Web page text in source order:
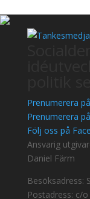
Prenumerera
Prenumerera
Följ oss på
Ansvarig
Daniel Färm
Besöksadress:
Postadress: c/